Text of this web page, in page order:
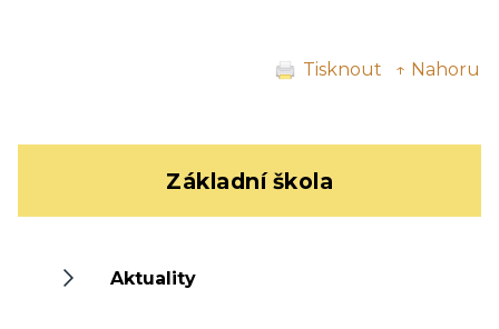
Tisknout ↑ Nahoru
Základní škola
Aktuality